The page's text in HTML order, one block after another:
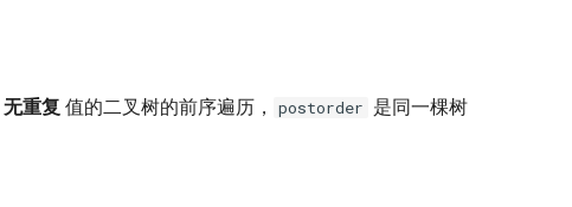
无重复 值的二叉树的前序遍历， postorder 是同一棵树